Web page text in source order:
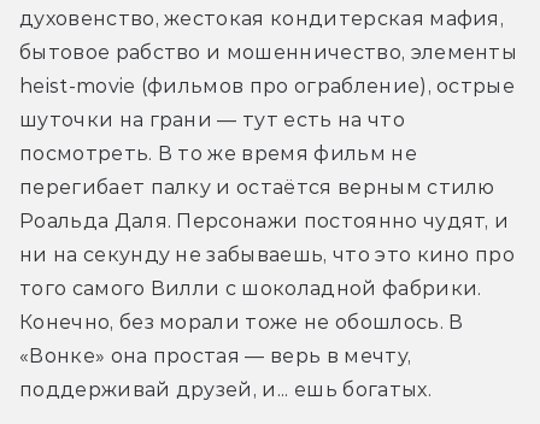
духовенство, жестокая кондитерская мафия,
бытовое рабство и мошенничество, элементы
heist-movie (фильмов про ограбление), острые
шуточки на грани — тут есть на что
посмотреть. В то же время фильм не
перегибает палку и остаётся верным стилю
Роальда Даля. Персонажи постоянно чудят, и
ни на секунду не забываешь, что это кино про
того самого Вилли с шоколадной фабрики.
Конечно, без морали тоже не обошлось. В
«Вонке» она простая — верь в мечту,
поддерживай друзей, и... ешь богатых.